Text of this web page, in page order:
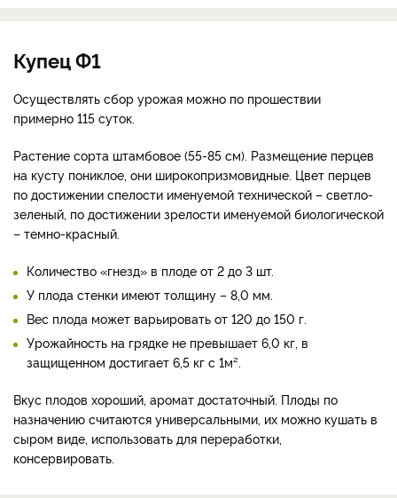
Купец Ф1
Осуществлять сбор урожая можно по прошествии
примерно 115 суток.
Растение сорта штамбовое (55-85 см). Размещение перцев
на кусту пониклое, они широкопризмовидные. Цвет перцев
по достижении спелости именуемой технической – светло-
зеленый, по достижении зрелости именуемой биологической
– темно-красный.
Количество «гнезд» в плоде от 2 до 3 шт.
У плода стенки имеют толщину – 8,0 мм.
Вес плода может варьировать от 120 до 150 г.
Урожайность на грядке не превышает 6,0 кг, в
защищенном достигает 6,5 кг с 1м².
Вкус плодов хороший, аромат достаточный. Плоды по
назначению считаются универсальными, их можно кушать в
сыром виде, использовать для переработки,
консервировать.